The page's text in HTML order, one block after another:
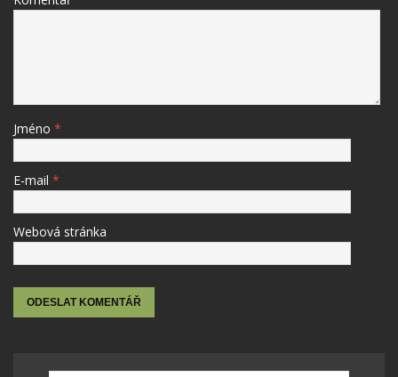
Jméno *
E-mail *
Webová stránka